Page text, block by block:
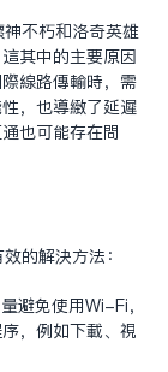
不朽和洛奇英雄
其中的主要原因
线路传输时，需
，也导致了延迟
也可能存在问
的解决方法：
避免使用Wi-Fi，
，例如下载、视